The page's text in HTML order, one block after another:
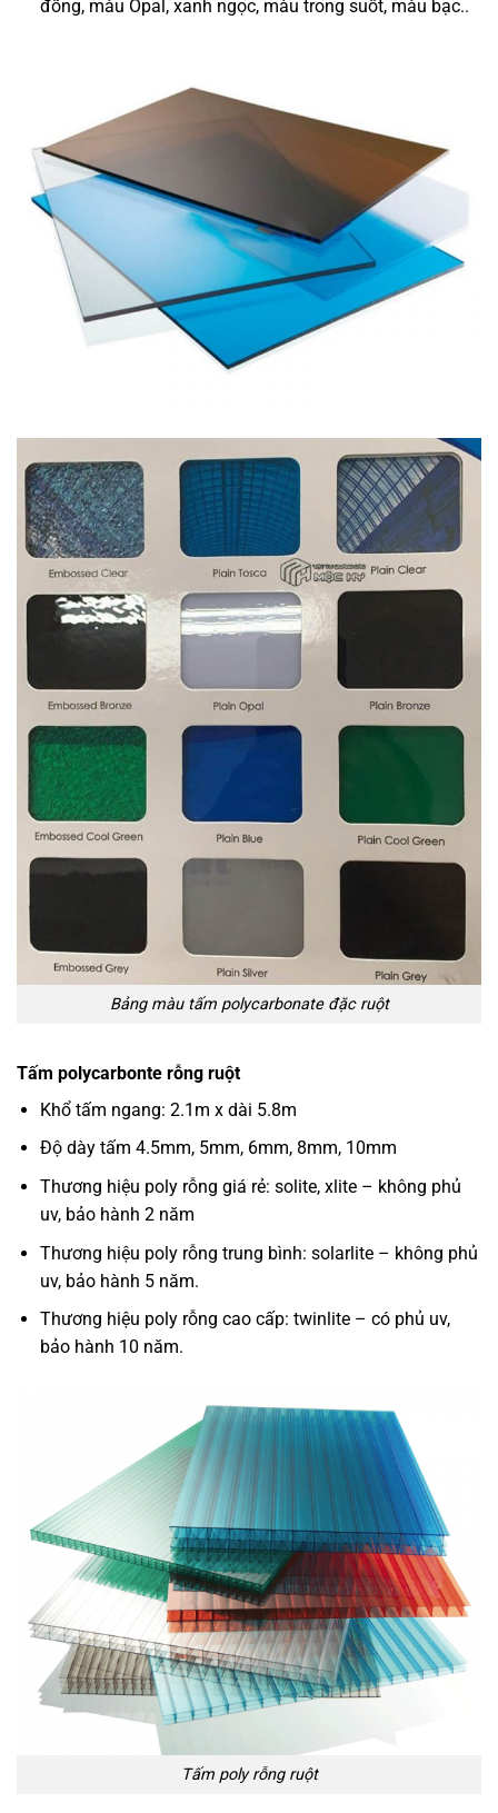
đồng, màu Opal, xanh ngọc, màu trong suốt, màu bạc..
Bảng màu tấm polycarbonate đặc ruột
Tấm polycarbonte rỗng ruột
Khổ tấm ngang: 2.1m x dài 5.8m
Độ dày tấm 4.5mm, 5mm, 6mm, 8mm, 10mm
Thương hiệu poly rỗng giá rẻ: solite, xlite – không phủ
uv, bảo hành 2 năm
Thương hiệu poly rỗng trung bình: solarlite – không phủ
uv, bảo hành 5 năm.
Thương hiệu poly rỗng cao cấp: twinlite – có phủ uv,
bảo hành 10 năm.
Tấm poly rỗng ruột